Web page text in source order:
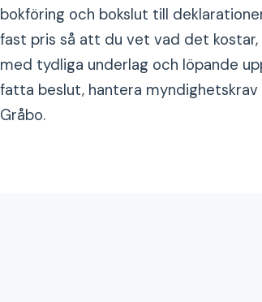
bokföring och bokslut till
fast pris så att du vet vad det
med tydliga underlag och löpande
fatta beslut, hantera
Gråbo.